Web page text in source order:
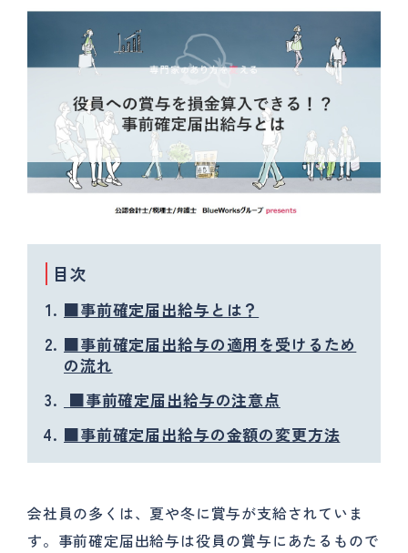
目次
■事前確定届出給与とは？
■事前確定届出給与の適用を受けるため
の流れ
■事前確定届出給与の注意点
■事前確定届出給与の金額の変更方法
会社員の多くは、夏や冬に賞与が支給されていま
す。事前確定届出給与は役員の賞与にあたるもので